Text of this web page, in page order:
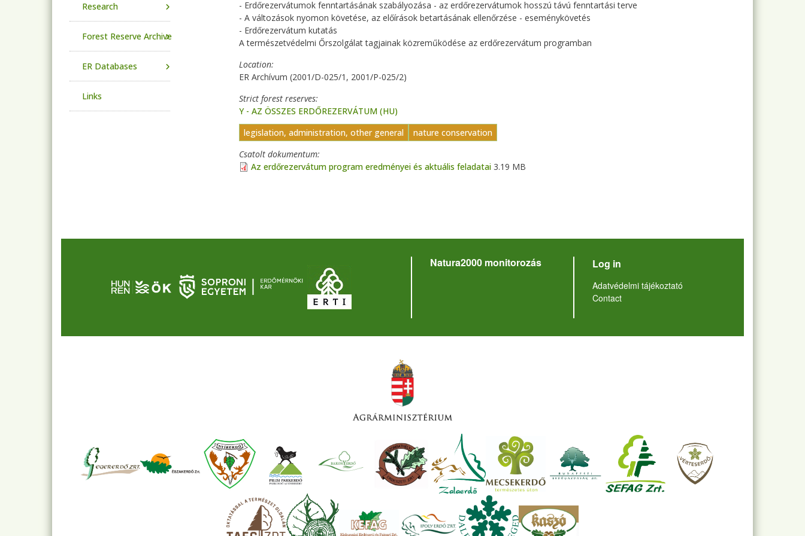
- Erdőrezervátumok fenntartásának szabályozása - az erdőrezervátumok hosszú távú fenntartási terve
- A változások nyomon követése, az előírások betartásának ellenőrzése - eseménykövetés
- Erdőrezervátum kutatás
A természetvédelmi Őrszolgálat tagjainak közreműködése az erdőrezervátum programban
Location
ER Archívum (2001/D-025/1, 2001/P-025/2)
Strict forest reserves
Y - AZ ÖSSZES ERDŐREZERVÁTUM (HU)
legislation, administration, other general
nature conservation
Csatolt dokumentum
Az erdőrezervátum program eredményei és aktuális feladatai 3.19 MB
Research
Forest Reserve Archive
ER Databases
Links
Natura2000 monitorozás User account menu
Log in
Lábléc
Adatvédelmi tájékoztató
Contact